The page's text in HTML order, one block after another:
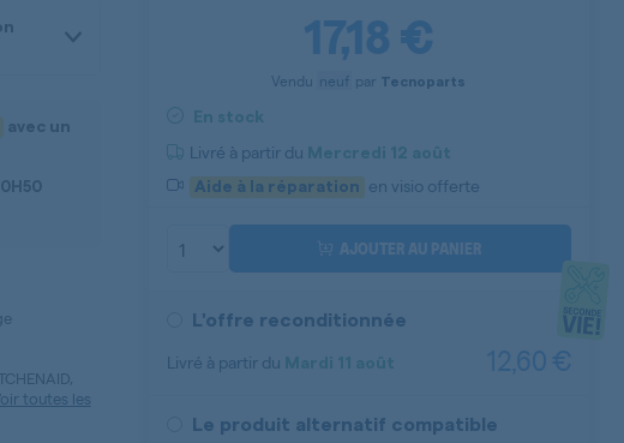
17,18 €
Vendu neuf par Tecnoparts
En stock
Livré à partir du Mercredi 12 août
Aide à la réparation
en visio offerte
AJOUTER AU PANIER
L'offre reconditionnée
Livré à partir du Mardi 11 août 12,60 €
Aide à la réparation
Le produit alternatif compatible
avec un
toutes les